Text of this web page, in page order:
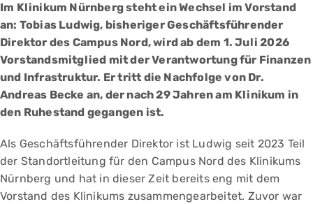
Im Klinikum Nürnberg steht ein Wechsel im Vorstand
an: Tobias Ludwig, bisheriger Geschäftsführender
Direktor des Campus Nord, wird ab dem 1. Juli 2026
Vorstandsmitglied mit der Verantwortung für Finanzen
und Infrastruktur. Er tritt die Nachfolge von Dr.
Andreas Becke an, der nach 29 Jahren am Klinikum in
den Ruhestand gegangen ist.
Als Geschäftsführender Direktor ist Ludwig seit 2023 Teil
der Standortleitung für den Campus Nord des Klinikums
Nürnberg und hat in dieser Zeit bereits eng mit dem
Vorstand des Klinikums zusammen­gearbeitet. Zuvor war